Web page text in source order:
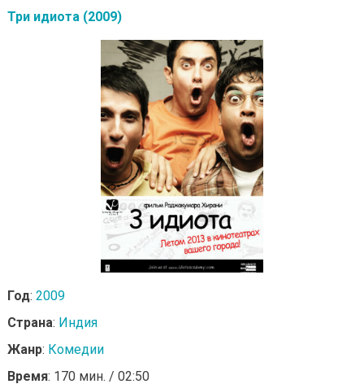
Три идиота (2009)
Год: 2009
Страна: Индия
Жанр: Комедии
Время: 170 мин. / 02:50